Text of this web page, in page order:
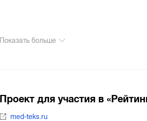
Показать больше
Проект для участия в
med-teks.ru